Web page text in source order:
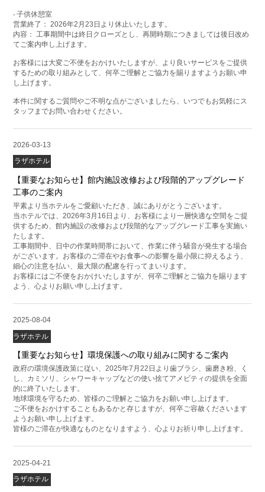
‧ 子供休憩室
営業終了： 2026年2月23日より休止いたします。
内容： 工事期間中は終日クローズとし、再開時期につきましては後日改め
てご案内申し上げます。
お客様には大変ご不便をおかけいたしますが、より良いサービスをご提供
するための取り組みとして、何卒ご理解とご協力を賜りますようお願い申
し上げます。
本件に関するご質問やご不明な点がございましたら、いつでもお気軽にス
タッフまでお問い合わせください。
2026-03-13
ラザホテル
【重要なお知らせ】館内施設改修および段階的アップグレード
工事のご案内
平素より当ホテルをご愛顧いただき、誠にありがとうございます。
当ホテルでは、2026年3月16日より、お客様により一層快適な空間をご提
供するため、館内施設の改修および段階的なアップグレード工事を実施い
たします。
工事期間中、日中の作業時間帯において、作業に伴う騒音が発生する場合
がございます。お客様のご滞在やお食事への影響を最小限に抑えるよう、
細心の注意を払い、最大限の配慮を行ってまいります。
お客様にはご不便をおかけいたしますが、何卒ご理解とご協力を賜ります
よう、心よりお願い申し上げます。
2025-08-04
ラザホテル
【重要なお知らせ】環境保護への取り組みに関するご案内
政府の環境保護政策に従い、2025年7月22日より歯ブラシ、歯磨き粉、く
し、カミソリ、シャワーキャップなどの使い捨てアメビティの提供を全面
的に終了いたします。
地球環境を守るため、皆様のご理解とご協力をお願い申し上げます。
ご不便をおかけすることもあるかと存じますが、何卒ご容赦くださいます
ようお願い申し上げます。
皆様のご滞在が快適なものとなりますよう、心よりお祈り申し上げます。
2025-04-21
ラザホテル